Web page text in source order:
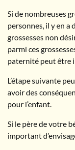
Si de nombreuses
personnes, il y en a
grossesses non
parmi ces
paternité peut être
L’étape suivante
avoir des
pour l’enfant.
Si le père de votre
important